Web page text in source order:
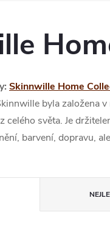
Skinnwille Home
byla založena
celého světa. Je
barvení, dopravu,